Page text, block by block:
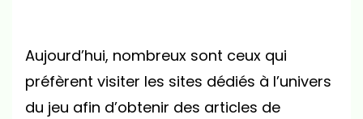
Aujourd’hui, nombreux sont ceux qui
préfèrent visiter les sites dédiés à l’univers
du jeu afin d’obtenir des articles de